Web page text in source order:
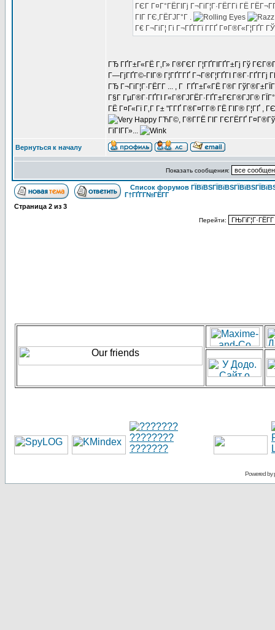
ГЄГ Г¤Г°ГЁГІГј Г¬ГіГ¦Г·ГЁГ­Гі ГЁ
ГІГ ГЄ,ГЁГЈГ°Г .
Г€ Г¬ГіГ¦ Гі Г¬ГҐГ­Гї Г­ГҐ Г¤Г®Г«Г¦ГҐГ­
ГЂ ГҐГ±Г«ГЁ Г‚Г» Г®ГЄГ Г¦ГҐГІГҐГ±Гј Гў
Г—ГјГҐГ©-ГІГ® Г¦ГҐГ­ГҐ Г¬Г®Г¦ГҐГІ Г®Г·ГҐГ­Гј
ГЂ Г¬ГіГ¦Г·ГЁГ­Г ... , Г ГҐГ±Г«ГЁ Г®Г­
Г§Г ГµГ®Г·ГҐГІ Г«Г®ГЈГЁГ·ГҐГ±ГЄГ®ГЈГ®
ГЁ Г¤Г«Гї Г‚Г Г± "Г­ГҐ Г®Г¤Г­Г® ГЁ ГІГ® Г¦ГҐ ,
ГЋГ©, Г®Г­ГЁ ГІГ ГЄГЁГҐ
ГїГІГ­Г»...
Вернуться к началу
Показать сообщения:
Список форумов
Г†ГҐГ­Г№ГЁГ­Г
Страница 2 из 3
Перейти:
Powered by